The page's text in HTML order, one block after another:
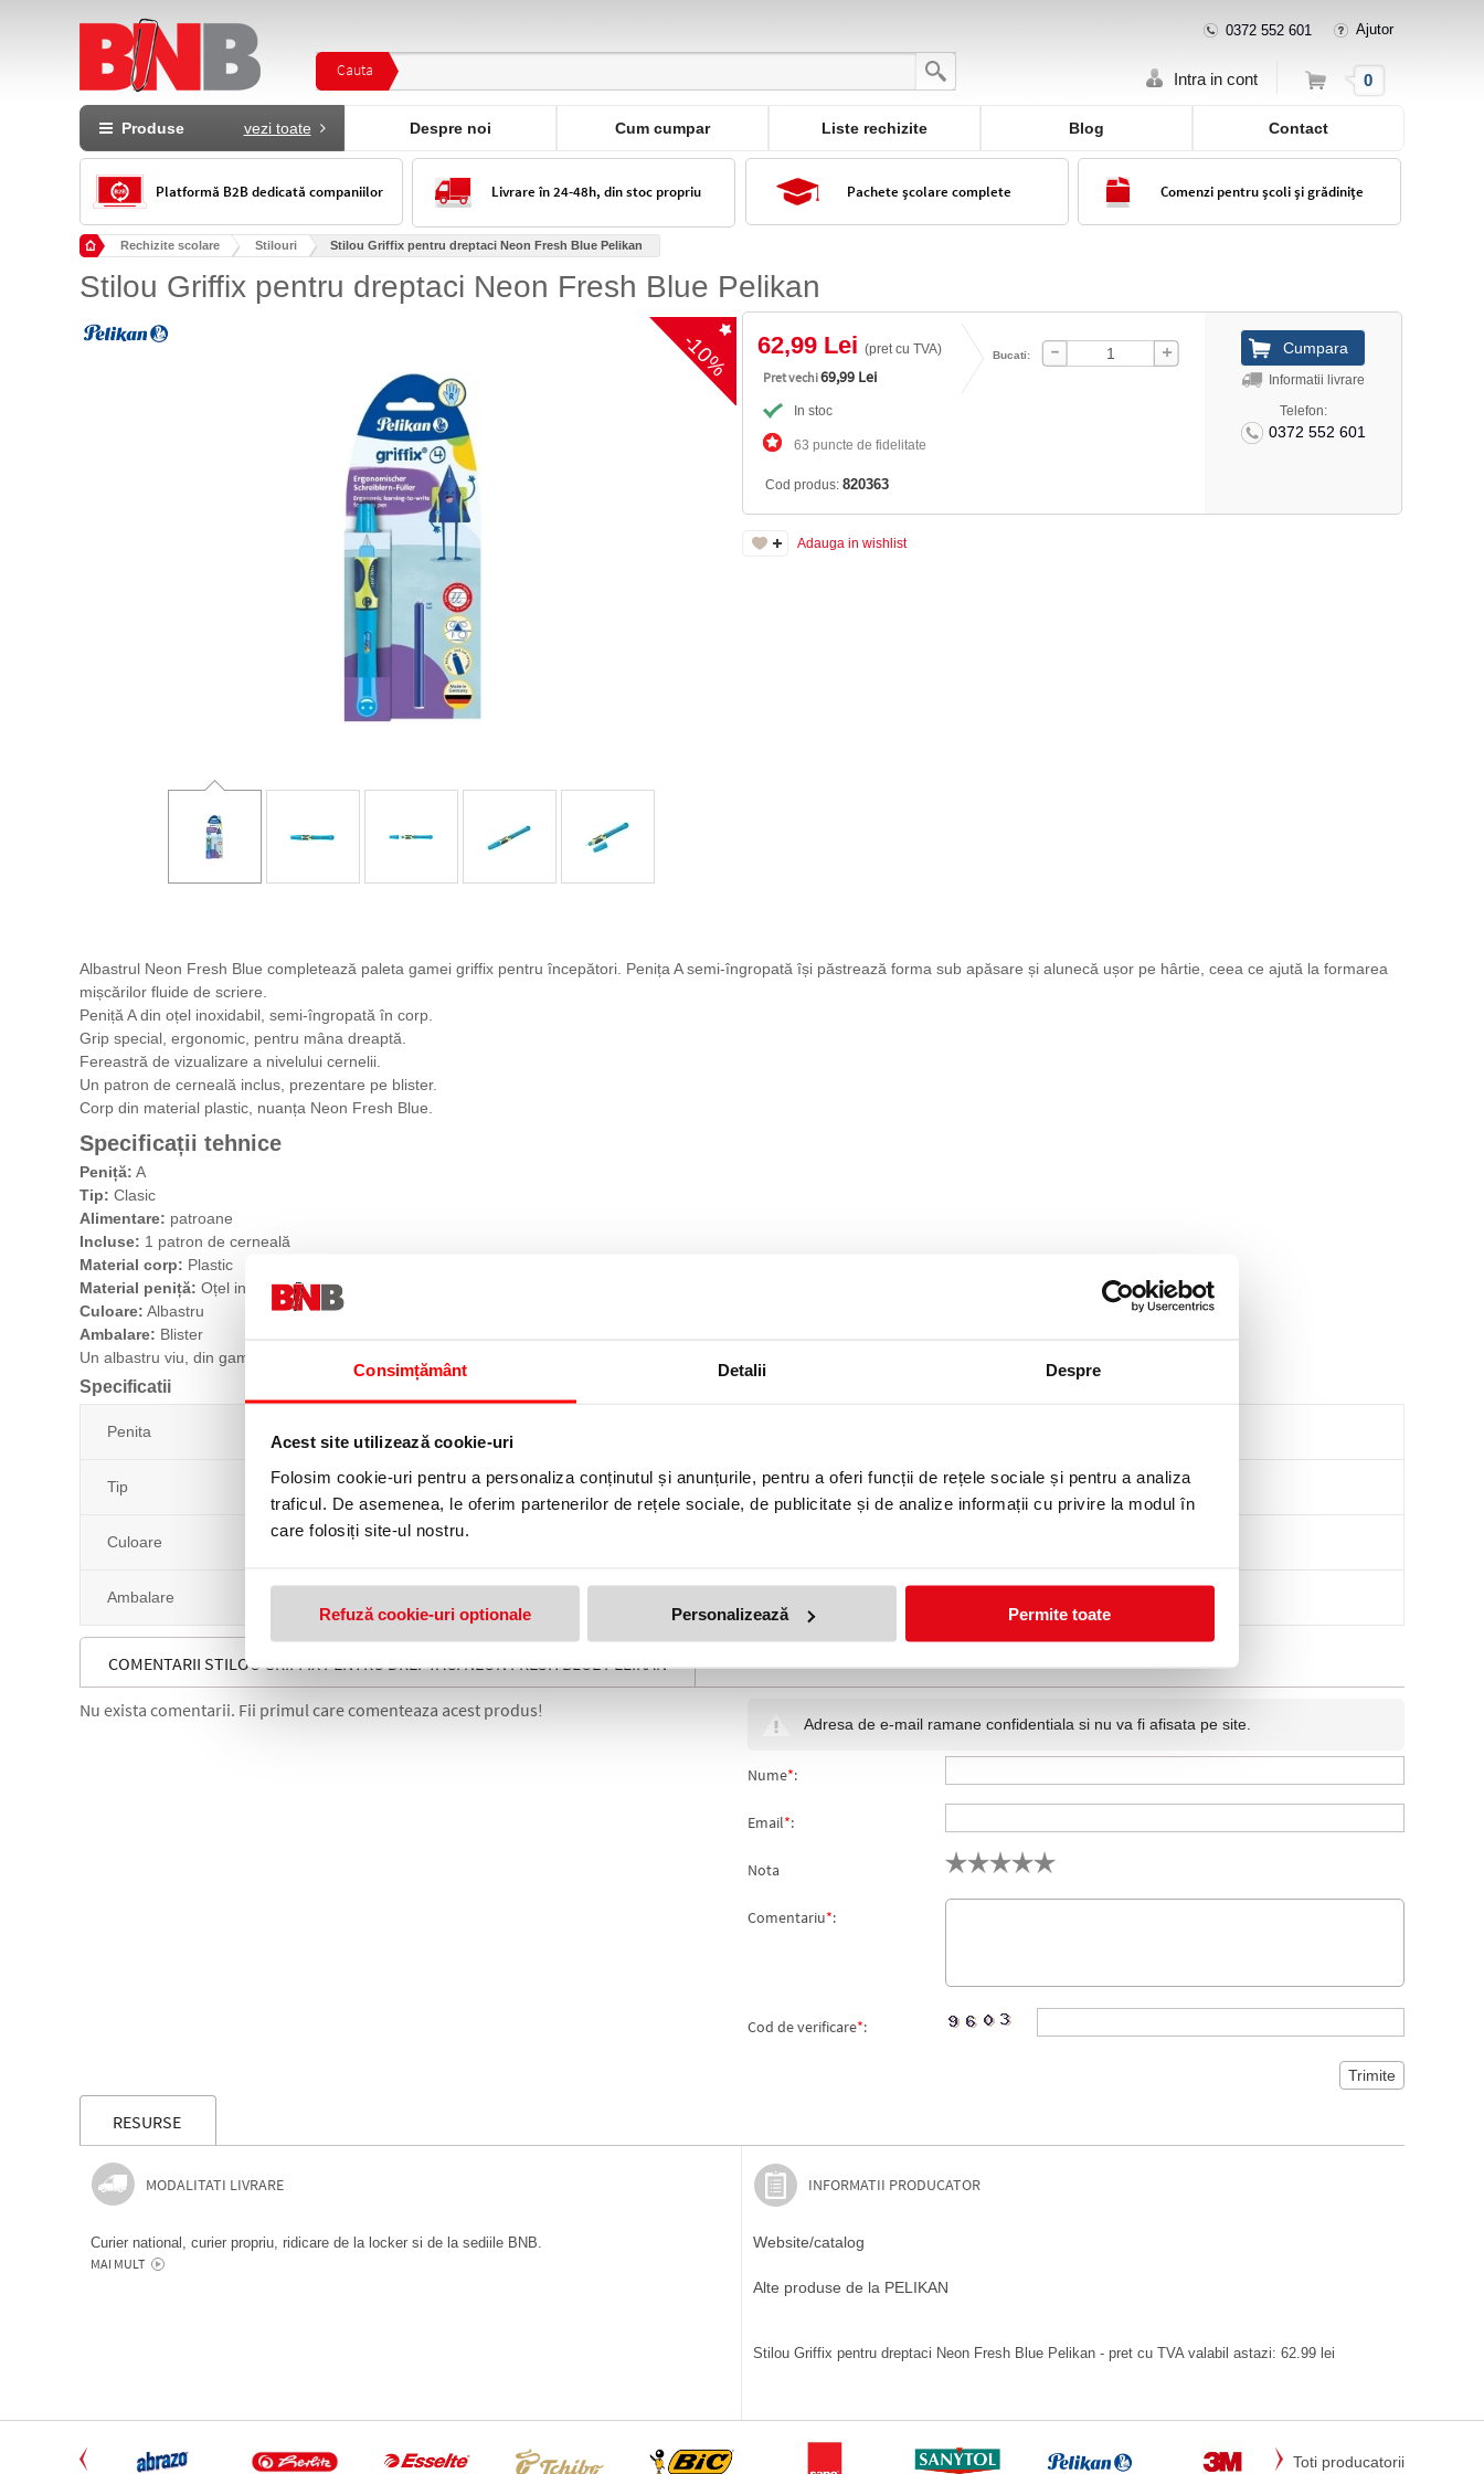
Consimțământ Detalii Despre
Acest site utilizează cookie-uri
Folosim cookie-uri pentru a personaliza conținutul și anunțurile, pentru a oferi funcții de rețele sociale și pentru a analiza
traficul. De asemenea, le oferim partenerilor de rețele sociale, de publicitate și de analize informații cu privire la modul în
care folosiți site-ul nostru.
Refuză cookie-uri optionale Personalizează Permite toate
Cauta
0372 552 601 Ajutor
Intra in cont Cos 0
Produse vezi toate Despre noi Cum cumpar Liste rechizite Blog Contact
Platformă B2B dedicată companiilor Livrare în 24-48h, din stoc propriu Pachete școlare complete Comenzi pentru școli și grădinițe
Rechizite scolare Stilouri Stilou Griffix pentru dreptaci Neon Fresh Blue Pelikan
Stilou Griffix pentru dreptaci Neon Fresh Blue Pelikan
-10% 62,99 Lei (pret cu TVA)
Pret vechi69,99 Lei
In stoc
63 puncte de fidelitate
Bucati:
Cod produs: 820363
Informatii livrare
Telefon:
0372 552 601
Adauga in wishlist
Albastrul Neon Fresh Blue completează paleta gamei griffix pentru începători. Penița A semi-îngropată își păstrează forma sub apăsare și alunecă ușor pe hârtie, ceea ce ajută la formarea
mișcărilor fluide de scriere.
Peniță A din oțel inoxidabil, semi-îngropată în corp.
Grip special, ergonomic, pentru mâna dreaptă.
Fereastră de vizualizare a nivelului cernelii.
Un patron de cerneală inclus, prezentare pe blister.
Corp din material plastic, nuanța Neon Fresh Blue.
Specificații tehnice
Peniță: A
Tip: Clasic
Alimentare: patroane
Incluse: 1 patron de cerneală
Material corp: Plastic
Material peniță: Oțel inoxidabil
Culoare: Albastru
Ambalare: Blister
Un albastru viu, din gama gândită pentru clasa pregătitoare.
Specificatii
Penita
Tip Clasic
Culoare
Ambalare
COMENTARII STILOU GRIFFIX PENTRU DREPTACI NEON FRESH BLUE PELIKAN
Nu exista comentarii. Fii primul care comenteaza acest produs!
Adresa de e-mail ramane confidentiala si nu va fi afisata pe site.
Nume*:
Email*:
Nota
Comentariu*:
Cod de verificare*:
RESURSE
MODALITATI LIVRARE
Curier national, curier propriu, ridicare de la locker si de la sediile BNB.
MAI MULT
INFORMATII PRODUCATOR
Website/catalog
Alte produse de la PELIKAN
Stilou Griffix pentru dreptaci Neon Fresh Blue Pelikan - pret cu TVA valabil astazi: 62.99 lei
Toti producatorii